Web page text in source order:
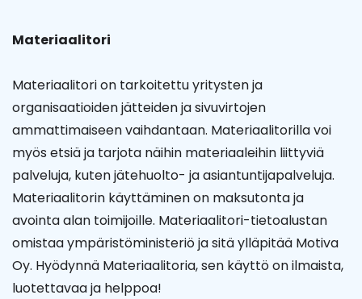
Materiaalitori
Materiaalitori on tarkoitettu yritysten ja
organisaatioiden jätteiden ja sivuvirtojen
ammattimaiseen vaihdantaan. Materiaalitorilla voi
myös etsiä ja tarjota näihin materiaaleihin liittyviä
palveluja, kuten jätehuolto- ja asiantuntijapalveluja.
Materiaalitorin käyttäminen on maksutonta ja
avointa alan toimijoille. Materiaalitori-tietoalustan
omistaa ympäristöministeriö ja sitä ylläpitää Motiva
Oy. Hyödynnä Materiaalitoria, sen käyttö on ilmaista,
luotettavaa ja helppoa!